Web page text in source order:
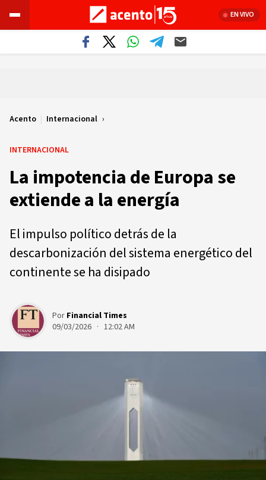
EN VIVO
Acento | Internacional
INTERNACIONAL
La impotencia de Europa se
extiende a la energía
El impulso político detrás de la
descarbonización del sistema energético del
continente se ha disipado
Por Financial Times
09/03/2026 · 12:02 AM